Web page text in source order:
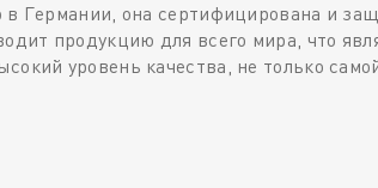
Германии, она сертифицирована и
продукцию для всего мира, что
уровень качества, не только